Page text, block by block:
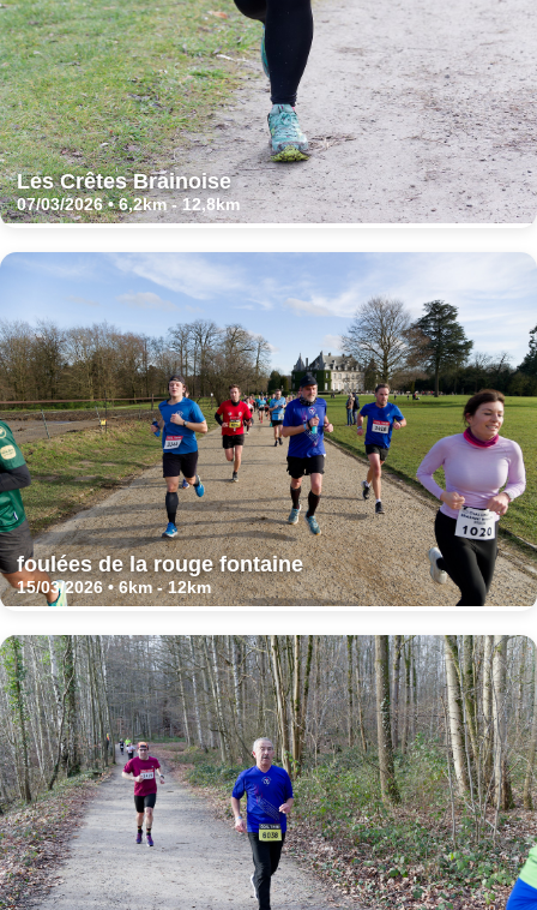
Les Crêtes Brainoise
07/03/2026 • 6,2km - 12,8km
foulées de la rouge fontaine
15/03/2026 • 6km - 12km